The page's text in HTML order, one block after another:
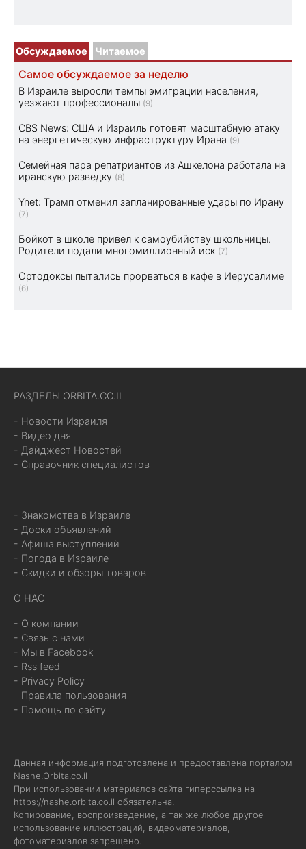
Обсуждаемое Читаемое
Самое обсуждаемое за неделю
В Израиле выросли темпы эмиграции населения,
уезжают профессионалы (9)
CBS News: США и Израиль готовят масштабную атаку
на энергетическую инфраструктуру Ирана (9)
Семейная пара репатриантов из Ашкелона работала на
иранскую разведку (8)
Ynet: Трамп отменил запланированные удары по Ирану
(7)
Бойкот в школе привел к самоубийству школьницы.
Родители подали многомиллионный иск (7)
Ортодоксы пытались прорваться в кафе в Иерусалиме
(6)
РАЗДЕЛЫ ORBITA.CO.IL
- Новости Израиля
- Видео дня
- Дайджест Новостей
- Справочник специалистов
- Знакомства в Израиле
- Доски объявлений
- Афиша выступлений
- Погода в Израиле
- Скидки и обзоры товаров
О НАС
- О компании
- Связь с нами
- Мы в Facebook
- Rss feed
- Privacy Policy
- Правила пользования
- Помощь по сайту
Данная информация подготовлена и предоставлена порталом
Nashe.Orbita.co.il
При использовании материалов сайта гиперссылка на
https://nashe.orbita.co.il обязательна.
Копирование, воспроизведение, а так же любое другое
использование иллюстраций, видеоматериалов,
фотоматериалов запрещено.